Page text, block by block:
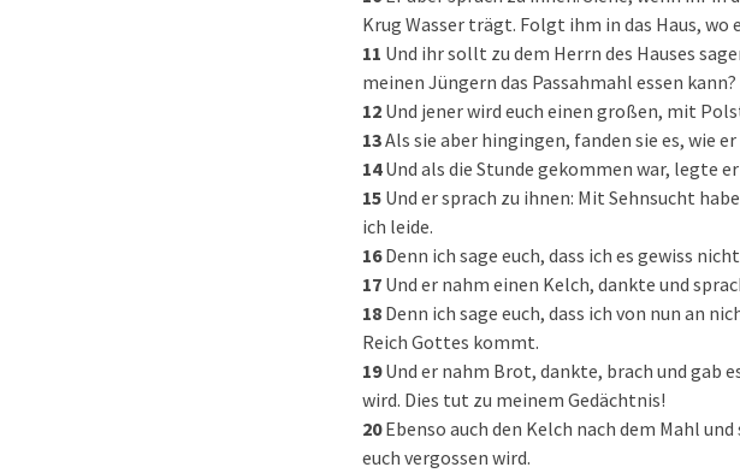
Krug Wasser trägt. Folgt ihm in das Haus, wo
11 Und ihr sollt zu dem Herrn des Hauses
meinen Jüngern das Passahmahl essen kann?
12 Und jener wird euch einen großen, mit
13Als sie aber hingingen, fanden sie es, wie
14Und als die Stunde gekommen war, legte
15 Und er sprach zu ihnen: Mit Sehnsucht
ich leide.
16Denn ich sage euch, dass ich es gewiss
17 Und er nahm einen Kelch, dankte und
18 Denn ich sage euch, dass ich von nun an
Reich Gottes kommt.
19Und er nahm Brot, dankte, brach und gab
wird. Dies tut zu meinem Gedächtnis!
20Ebenso auch den Kelch nach dem Mahl
euch vergossen wird.